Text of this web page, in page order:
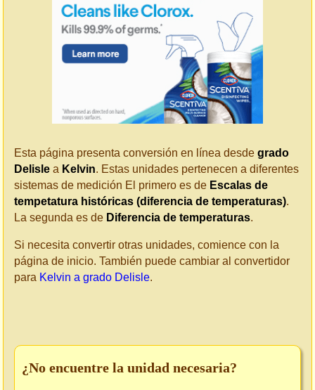
Esta página presenta conversión en línea desde grado
Delisle a Kelvin. Estas unidades pertenecen a diferentes
sistemas de medición El primero es de Escalas de
tempetatura históricas (diferencia de temperaturas).
La segunda es de Diferencia de temperaturas.
Si necesita convertir otras unidades, comience con la
página de inicio. También puede cambiar al convertidor
para Kelvin a grado Delisle.
¿No encuentre la unidad necesaria?